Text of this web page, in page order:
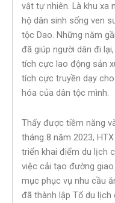
vật tự nhiên. Là khu xa
hộ dân sinh sống ven
tộc Dao. Những năm
đã giúp người dân đi
tích cực lao động sản
tích cực truyền dạy
hóa của dân tộc mình.
Thấy được tiềm năng
tháng 8 năm 2023,
triển khai điểm du lịch
việc cải tạo đường
mục phục vụ nhu cầu
đã thành lập Tổ du